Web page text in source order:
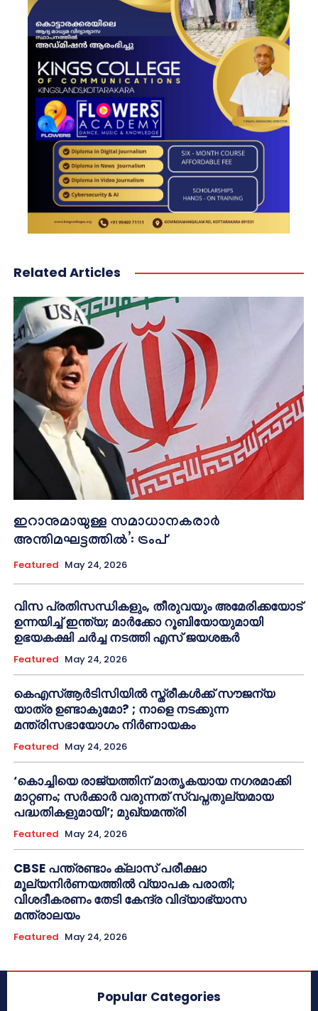
Related Articles
ഇറാനുമായുള്ള സമാധാനകരാർ
അന്തിമഘട്ടത്തിൽ‌’: ട്രംപ്
Featured May 24, 2026
വിസ പ്രതിസന്ധികളും, തീരുവയും അമേരിക്കയോട്
ഉന്നയിച്ച് ഇന്ത്യ; മാർക്കോ റൂബിയോയുമായി
ഉഭയകക്ഷി ചർച്ച നടത്തി എസ് ജയശങ്കർ
Featured May 24, 2026
കെഎസ്ആർടിസിയിൽ സ്ത്രീകൾക്ക് സൗജന്യ
യാത്ര ഉണ്ടാകുമോ? ; നാളെ നടക്കുന്ന
മന്ത്രിസഭായോഗം നിർണായകം
Featured May 24, 2026
‘കൊച്ചിയെ രാജ്യത്തിന് മാതൃകയായ നഗരമാക്കി
മാറ്റണം; സർക്കാർ വരുന്നത് സ്വപ്നതുല്യമായ
പദ്ധതികളുമായി’; മുഖ്യമന്ത്രി
Featured May 24, 2026
CBSE പന്ത്രണ്ടാം ക്ലാസ് പരീക്ഷാ
മൂല്യനിർണയത്തിൽ വ്യാപക പരാതി;
വിശദീകരണം തേടി കേന്ദ്ര വിദ്യാഭ്യാസ
മന്ത്രാലയം
Featured May 24, 2026
Popular Categories